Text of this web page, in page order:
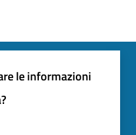
le informazioni